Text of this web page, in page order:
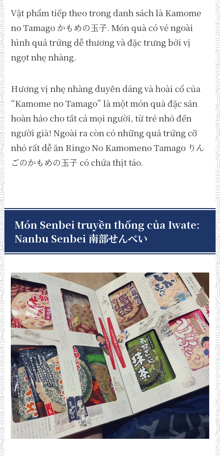
Vật phẩm tiếp theo trong danh sách là Kamome
no Tamago かもめの玉子. Món quà có vẻ ngoài
hình quả trứng dễ thương và đặc trưng bởi vị
ngọt nhẹ nhàng.
Hương vị nhẹ nhàng duyên dáng và hoài cổ của
“Kamome no Tamago” là một món quà đặc sản
hoàn hảo cho tất cả mọi người, từ trẻ nhỏ đến
người già! Ngoài ra còn có những quả trứng cỡ
nhỏ rất dễ ăn Ringo No Kamomeno Tamago りん
ごのかもめの玉子 có chứa thịt táo.
Món Senbei truyền thống của Iwate:
Nanbu Senbei 南部せんべい